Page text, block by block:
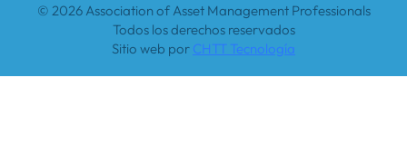
© 2026 Association of Asset Management Professionals
Todos los derechos reservados
Sitio web por CHTT Tecnología